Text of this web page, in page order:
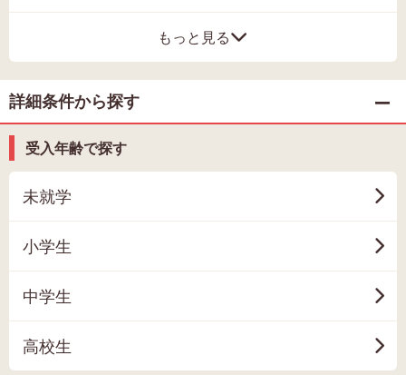
もっと見る
詳細条件から探す
受入年齢で探す
未就学
小学生
中学生
高校生